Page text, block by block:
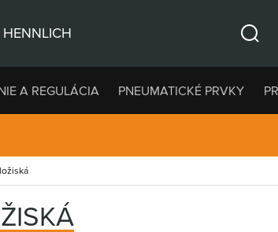
A REGULÁCIA PNEUMATICKÉ PRVKY